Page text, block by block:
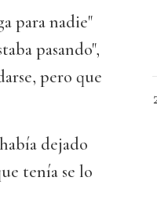
para nadie"
pasando",
pero que
dejado
tenía se lo